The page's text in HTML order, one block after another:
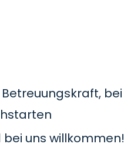
bei
uns willkommen!